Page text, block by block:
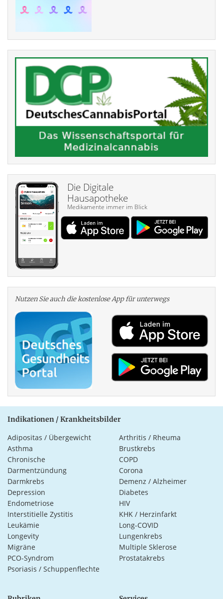
Die Digitale
Hausapotheke
Medikamente immer im Blick
Nutzen Sie auch die kosten­lose App für unterwegs
Indikationen / Krankheitsbilder
Adipositas / Übergewicht
Arthritis / Rheuma
Asthma
Brustkrebs
Chronische
Darmentzündung
COPD
Corona
Darmkrebs
Demenz / Alzheimer
Depression
Diabetes
Endometriose
HIV
Interstitielle Zystitis
KHK / Herzinfarkt
Leukämie
Long-COVID
Longevity
Lungenkrebs
Migräne
Multiple Sklerose
PCO-Syndrom
Prostatakrebs
Psoriasis / Schuppenflechte